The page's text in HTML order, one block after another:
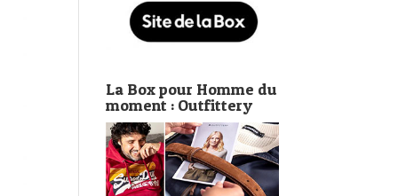
La Box pour Homme du
moment : Outfittery